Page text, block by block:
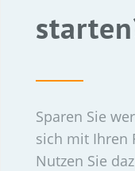
Sparen Sie
sich mit Ihren
Nutzen Sie